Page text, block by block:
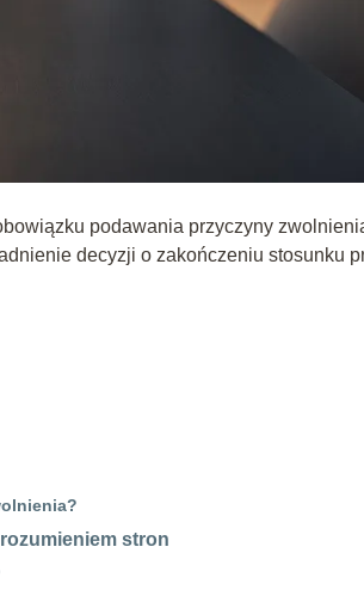
podawania przyczyny
decyzji o zakończeniu stosunku
stron